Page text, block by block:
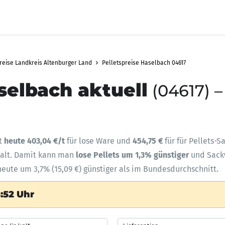
Landkreis Altenburger Land Pelletspreise Haselbach 04617
aktuell (04617)
heute 403,04 €/t für lose Ware und 454,75 € für für Pellets-
Damit kann man lose Pellets um 1,3% günstiger und
um 3,7% (15,09 €) günstiger als im Bundesdurchschnitt.
Uhr